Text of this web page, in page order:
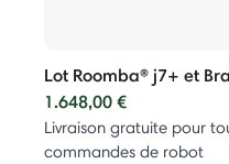
Lot Roomba® j7+ et
1.648,00 €
Livraison gratuite pour
commandes de robot